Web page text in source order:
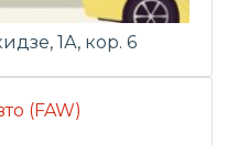
1А, кор. 6
(FAW)